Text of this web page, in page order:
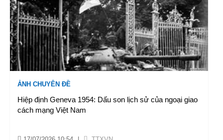
ẢNH CHUYÊN ĐỀ
Hiệp định Geneva 1954: Dấu son lịch sử của ngoại giao
cách mạng Việt Nam